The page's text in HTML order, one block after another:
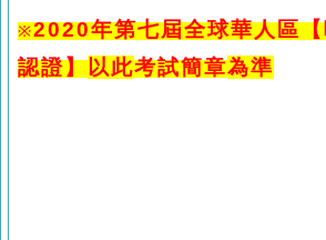
※2020年第七屆全球華人區
認證】以此考試簡章為準